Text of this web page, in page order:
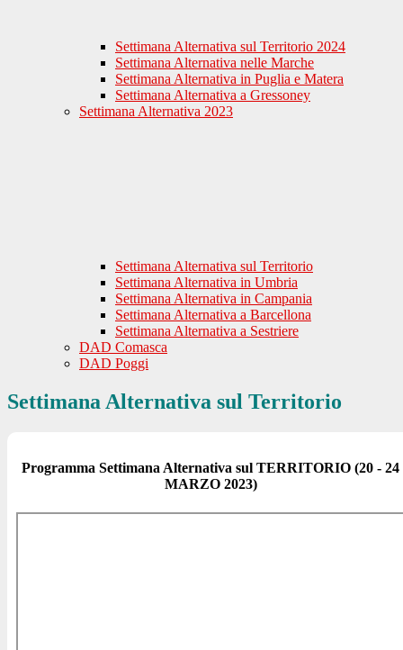
Settimana Alternativa sul Territorio 2024
Settimana Alternativa nelle Marche
Settimana Alternativa in Puglia e Matera
Settimana Alternativa a Gressoney
Settimana Alternativa 2023
Settimana Alternativa sul Territorio
Settimana Alternativa in Umbria
Settimana Alternativa in Campania
Settimana Alternativa a Barcellona
Settimana Alternativa a Sestriere
DAD Comasca
DAD Poggi
Settimana Alternativa sul Territorio
Programma Settimana Alternativa sul TERRITORIO (20 - 24
MARZO 2023)